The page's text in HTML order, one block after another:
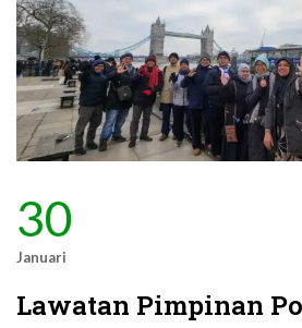
30
Januari
Lawatan Pimpinan